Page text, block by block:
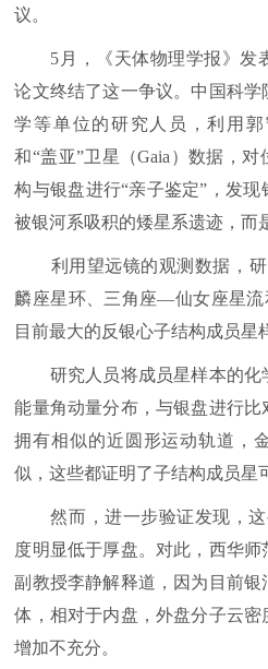
议。
5月，《天体物理学报》发
论文终结了这一争议。中国科
学等单位的研究人员，利用郭
和“盖亚”卫星（Gaia）数据，
构与银盘进行“亲子鉴定”，发
被银河系吸积的矮星系遗迹，而
利用望远镜的观测数据，研
麟座星环、三角座—仙女座星
目前最大的反银心子结构成员星
研究人员将成员星样本的化
能量角动量分布，与银盘进行
拥有相似的近圆形运动轨道，
似，这些都证明了子结构成员星
然而，进一步验证发现，这
度明显低于厚盘。对此，西华
副教授李静解释道，因为目前
体，相对于内盘，外盘分子云
增加不充分。